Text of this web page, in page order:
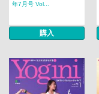
年7月号 Vol...
購入